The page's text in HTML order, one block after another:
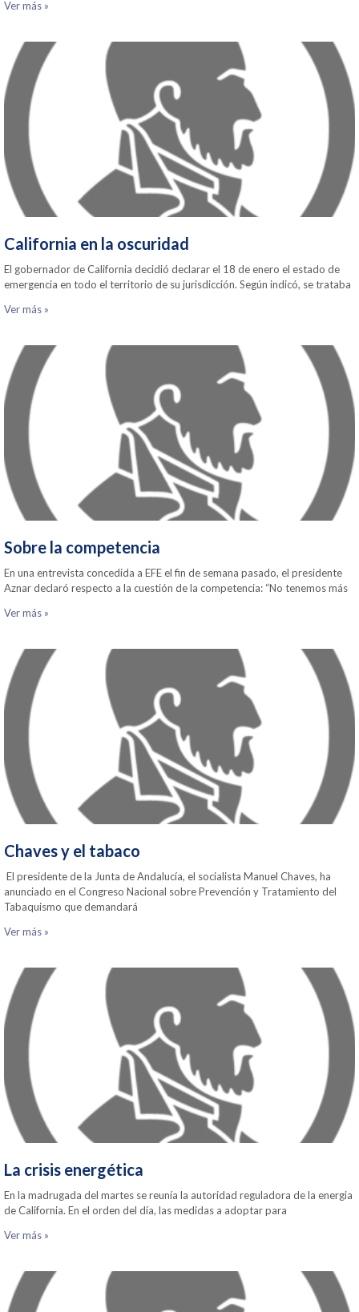
Ver más »
California en la oscuridad
El gobernador de California decidió declarar el 18 de enero el estado de
emergencia en todo el territorio de su jurisdicción. Según indicó, se trataba
Ver más »
Sobre la competencia
En una entrevista concedida a EFE el fin de semana pasado, el presidente
Aznar declaró respecto a la cuestión de la competencia: “No tenemos más
Ver más »
Chaves y el tabaco
El presidente de la Junta de Andalucía, el socialista Manuel Chaves, ha
anunciado en el Congreso Nacional sobre Prevención y Tratamiento del
Tabaquismo que demandará
Ver más »
La crisis energética
En la madrugada del martes se reunía la autoridad reguladora de la energia
de California. En el orden del día, las medidas a adoptar para
Ver más »